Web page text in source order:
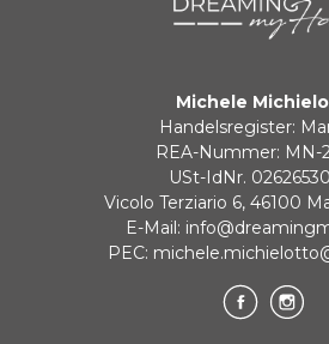
BANKUMLEITUNGEN
Michele
Handelsregister:
REA-Nummer: MN-
USt-IdNr.
Vicolo Terziario 6, 46100
E-Mail:
PEC: